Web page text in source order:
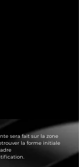
sera fait sur la zone
la forme initiale